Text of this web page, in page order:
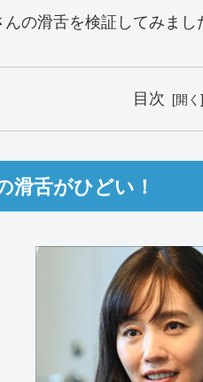
の滑舌を検証してみまし
目次
滑舌がひどい！